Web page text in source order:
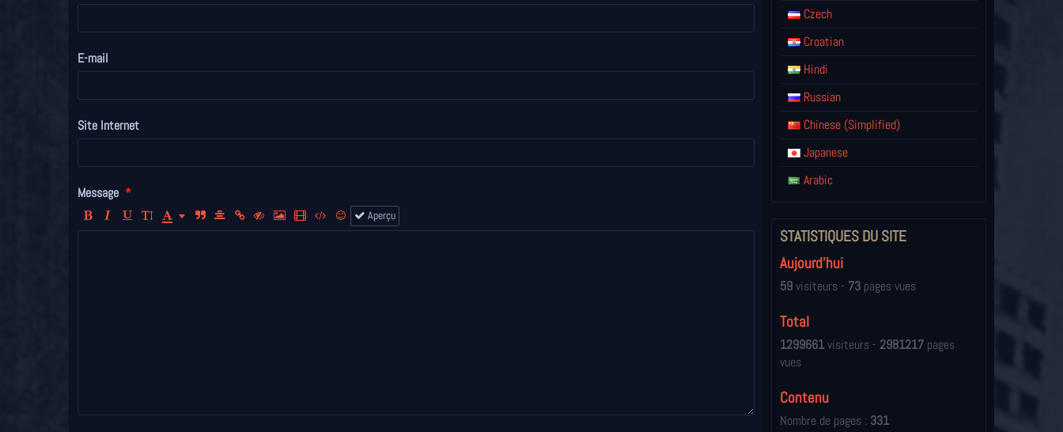
E-mail
Site Internet
Message
Aperçu
Czech
Croatian
Hindi
Russian
Chinese (Simplified)
Japanese
Arabic
STATISTIQUES DU SITE
Aujourd'hui
59visiteurs - 73pages vues
Total
1299661visiteurs - 2981217pages
vues
Contenu
Nombre de pages : 331